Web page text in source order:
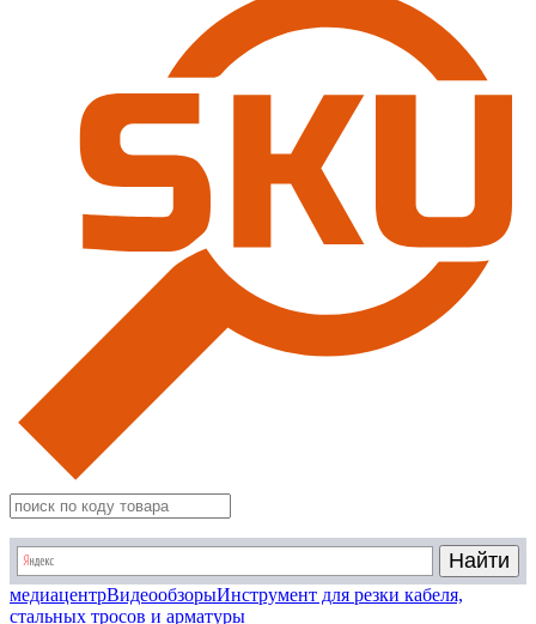
медиацентрВидеообзорыИнструмент для резки кабеля,
стальных тросов и арматуры